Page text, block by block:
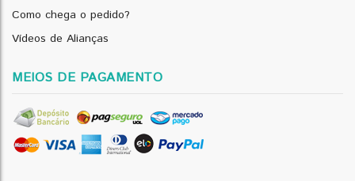
Como chega o pedido?
Vídeos de Alianças
MEIOS DE PAGAMENTO